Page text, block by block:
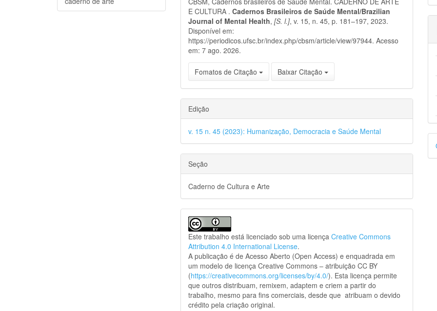
artigo
E CULTURA .Cadernos Brasileiros de Saúde Mental/Brazilian
Journal of Mental Health,[S. l.], v. 15, n. 45, p. 181–197, 2023.
Disponível em:
https://periodicos.ufsc.br/index.php/cbsm/article/view/97944. Acesso
em: 7 ago. 2026.
Fomatos de Citação Baixar Citação
Edição
v. 15 n. 45 (2023): Humanização, Democracia e Saúde Mental
Seção
Caderno de Cultura e Arte
Este trabalho está licenciado sob uma licençaCreative Commons
Attribution 4.0 International License.
A publicação é de Acesso Aberto (Open Access) e enquadrada em
um modelo de licença Creative Commons – atribuição CC BY
(https://creativecommons.org/licenses/by/4.0/). Esta licença permite
que outros distribuam, remixem, adaptem e criem a partir do
trabalho, mesmo para fins comerciais, desde que atribuam o devido
crédito pela criação original.